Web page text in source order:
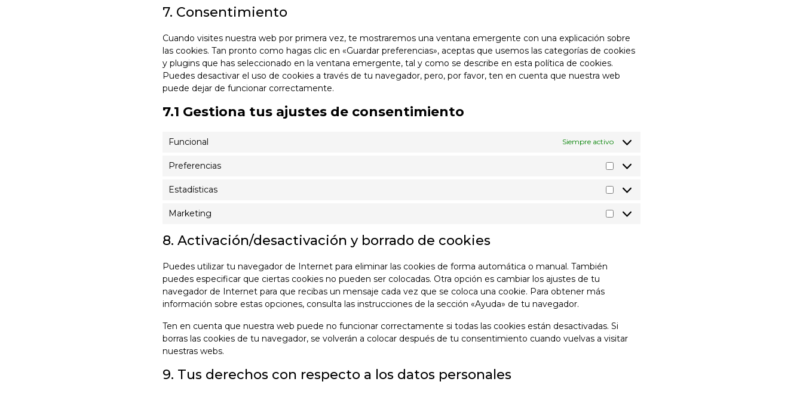
7. Consentimiento
Cuando visites nuestra web por primera vez, te mostraremos una ventana emergente con una explicación sobre
las cookies. Tan pronto como hagas clic en «Guardar preferencias», aceptas que usemos las categorías de cookies
y plugins que has seleccionado en la ventana emergente, tal y como se describe en esta política de cookies.
Puedes desactivar el uso de cookies a través de tu navegador, pero, por favor, ten en cuenta que nuestra web
puede dejar de funcionar correctamente.
7.1 Gestiona tus ajustes de consentimiento
Funcional Siempre activo
Preferencias
Preferencias
Estadísticas
Estadísticas
Marketing
Marketing
8. Activación/desactivación y borrado de cookies
Puedes utilizar tu navegador de Internet para eliminar las cookies de forma automática o manual. También
puedes especificar que ciertas cookies no pueden ser colocadas. Otra opción es cambiar los ajustes de tu
navegador de Internet para que recibas un mensaje cada vez que se coloca una cookie. Para obtener más
información sobre estas opciones, consulta las instrucciones de la sección «Ayuda» de tu navegador.
Ten en cuenta que nuestra web puede no funcionar correctamente si todas las cookies están desactivadas. Si
borras las cookies de tu navegador, se volverán a colocar después de tu consentimiento cuando vuelvas a visitar
nuestras webs.
9. Tus derechos con respecto a los datos personales